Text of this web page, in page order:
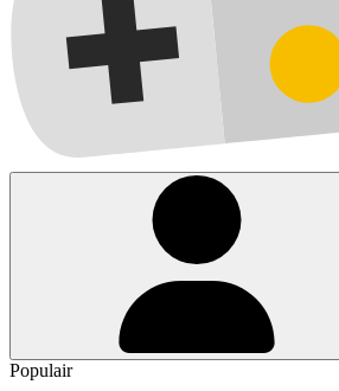
Populair